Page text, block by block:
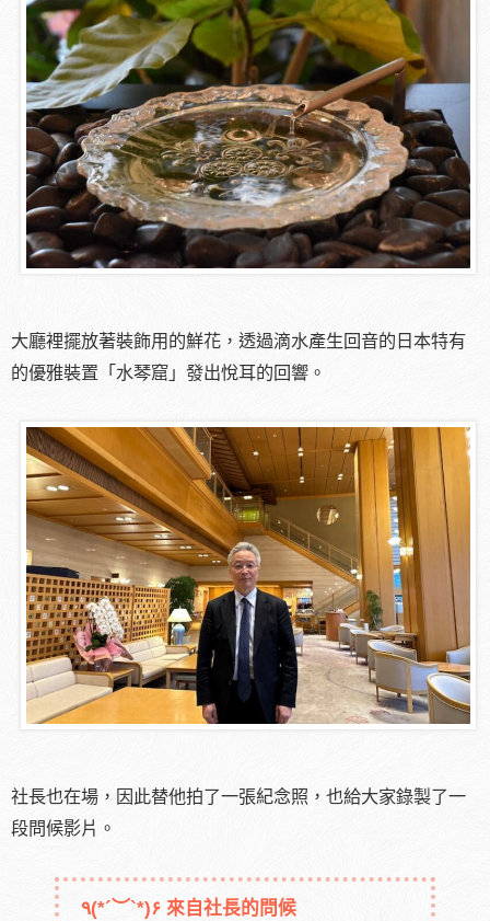
大廳裡擺放著裝飾用的鮮花，透過滴水產生回音的日本特有
的優雅裝置「水琴窟」發出悅耳的回響。
社長也在場，因此替他拍了一張紀念照，也給大家錄製了一
段問候影片。
٩(*´︶`*)۶ 來自社長的問候